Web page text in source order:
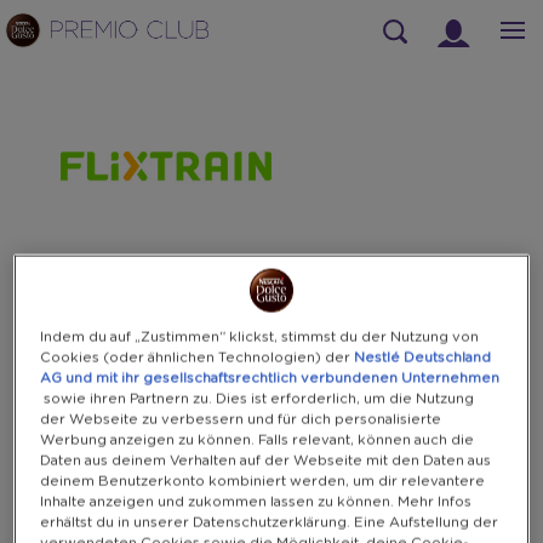
Suchen
successfully!
Indem du auf „Zustimmen“ klickst, stimmst du der Nutzung von
Cookies (oder ähnlichen Technologien) der Nestlé Deutschland
AG und mit ihr gesellschaftsrechtlich verbundenen Unternehmen
sowie ihren Partnern zu. Dies ist erforderlich, um die Nutzung
der Webseite zu verbessern und für dich personalisierte
Werbung anzeigen zu können. Falls relevant, können auch die
Daten aus deinem Verhalten auf der Webseite mit den Daten aus
deinem Benutzerkonto kombiniert werden, um dir relevantere
Inhalte anzeigen und zukommen lassen zu können. Mehr Infos
erhältst du in unserer Datenschutzerklärung. Eine Aufstellung der